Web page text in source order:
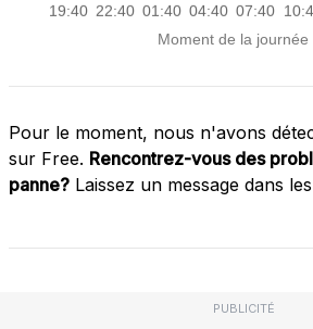
Pour le moment, nous n'avons
sur Free. Rencontrez-vous des
panne? Laissez un message dans
PUBLICITÉ